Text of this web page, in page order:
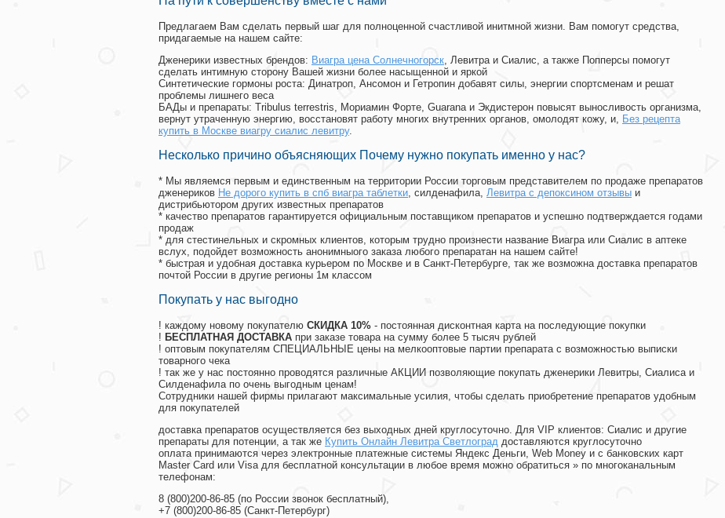
Предлагаем Вам сделать первый шаг для полноценной счастливой инитмной жизни. Вам помогут средства,
придагаемые на нашем сайте:
Дженерики известных брендов: Виагра цена Солнечногорск, Левитра и Сиалис, а также Попперсы помогут
сделать интимную сторону Вашей жизни более насыщенной и яркой
Синтетические гормоны роста: Динатроп, Ансомон и Гетропин добавят силы, энергии спортсменам и решат
проблемы лишнего веса
БАДы и препараты: Tribulus terrestris, Мориамин Форте, Guarana и Экдистерон повысят выносливость организма,
вернут утраченную энергию, восстановят работу многих внутренних органов, омолодят кожу, и, Без рецепта
купить в Москве виагру сиалис левитру.
Несколько причино объясняющих Почему нужно покупать именно у нас?
* Мы являемся первым и единственным на территории России торговым представителем по продаже препаратов
дженериков Не дорого купить в спб виагра таблетки, силденафила, Левитра с депоксином отзывы и
дистрибьютором других известных препаратов
* качество препаратов гарантируется официальным поставщиком препаратов и успешно подтверждается годами
продаж
* для стестинельных и скромных клиентов, которым трудно произнести название Виагра или Сиалис в аптеке
вслух, подойдет возможность анонимныого заказа любого препаратан на нашем сайте!
* быстрая и удобная доставка курьером по Москве и в Санкт-Петербурге, так же возможна доставка препаратов
почтой России в другие регионы 1м классом
Покупать у нас выгодно
! каждому новому покупателю СКИДКА 10% - постоянная дисконтная карта на последующие покупки
! БЕСПЛАТНАЯ ДОСТАВКА при заказе товара на сумму более 5 тысяч рублей
! оптовым покупателям СПЕЦИАЛЬНЫЕ цены на мелкооптовые партии препарата с возможностью выписки
товарного чека
! так же у нас постоянно проводятся различные АКЦИИ позволяющие покупать дженерики Левитры, Сиалиса и
Силденафила по очень выгодным ценам!
Cотрудники нашей фирмы прилагают максимальные усилия, чтобы сделать приобретение препаратов удобным
для покупателей
доставка препаратов осуществляется без выходных дней круглосуточно. Для VIP клиентов: Сиалис и другие
препараты для потенции, а так же Купить Онлайн Левитра Светлоград доставляются круглосуточно
оплата принимаются через электронные платежные системы Яндекс Деньги, Web Money и с банковских карт
Master Card или Visa для бесплатной консультации в любое время можно обратиться » по многоканальным
телефонам:
8 (800)200-86-85 (по России звонок бесплатный),
+7 (800)200-86-85 (Санкт-Петербург)